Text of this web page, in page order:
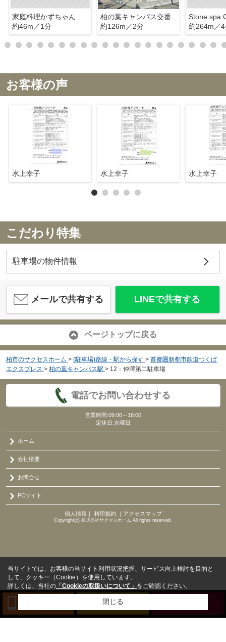
家庭料理かずちゃん
約46m／1分
柏の葉キャンパス交番
約126m／2分
約264m／
お客様の声
水上幸子 水上幸子 水上幸子
こだわり特集
駐車場の物件情報
メールで共有する LINEで共有する
ページトップに戻る
柏市のサクセスホーム > (駐車場)路線・駅から探す > 首都圏新都市鉄道つくば
エクスプレス > 柏の葉キャンパス駅 > 12：仲澤第二駐車場
電話でお問い合わせする
営業時間:09:00～18:00
定休日:水曜日
ホーム
会社概要
お問合せ
PCサイト
個人情報 ｜ 利用規約｜ アクセスマップ
Copyright(c) 株式会社サクセスホーム All rights reserved.
来店予約
当サイトでは、お客様の当サイト利用状況把握、サービス向上検討を目的と
して、クッキー（Cookie）を使用しています。
詳しくは、当社の 「Cookieの取扱いについて」 をご確認ください。
閉じる